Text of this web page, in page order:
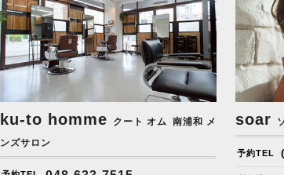
ku-to homme クート オム 南浦和 メ
ンズサロン
soar
予約TEL